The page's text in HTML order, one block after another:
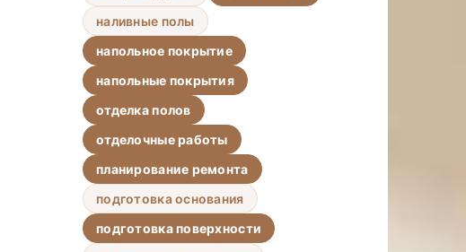
наливные полы
напольное покрытие
напольные покрытия
отделка полов
отделочные работы
планирование ремонта
подготовка основания
подготовка поверхности